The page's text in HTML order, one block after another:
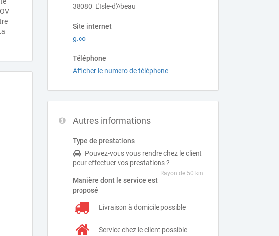
38080 L'Isle-d'Abeau
Site internet
g.co
Téléphone
Afficher le numéro de téléphone
Autres informations
Type de prestations
Pouvez-vous vous rendre chez le client
pour effectuer vos prestations ?
Rayon de 50 km
Manière dont le service est
proposé
Livraison à domicile possible
Service chez le client possible